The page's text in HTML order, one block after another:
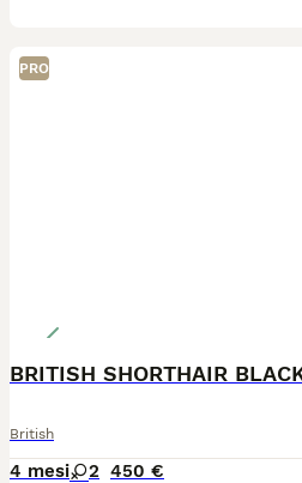
PRO
BRITISH SHORTHAIR
British
4 mesi 2 450 €